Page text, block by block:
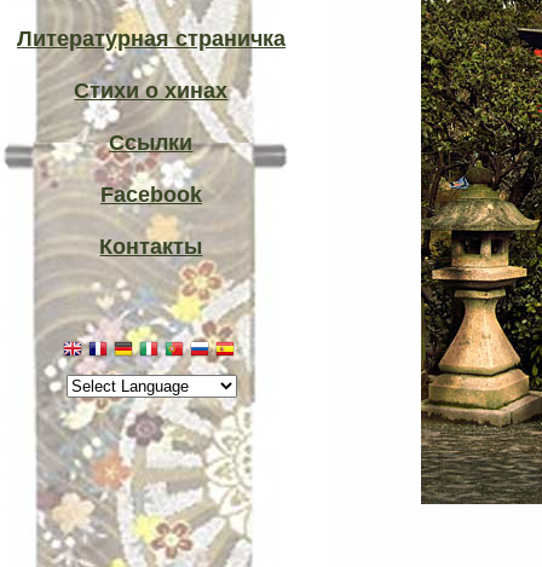
Литературная страничка
Стихи о хинах
Ссылки
Facebook
Контакты